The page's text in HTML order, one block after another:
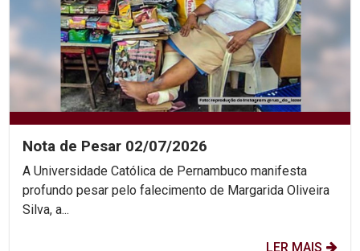
Nota de Pesar 02/07/2026
A Universidade Católica de Pernambuco manifesta
profundo pesar pelo falecimento de Margarida Oliveira
Silva, a...
LER MAIS